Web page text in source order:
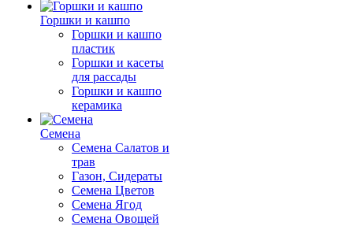
Горшки и кашпо
Горшки и кашпо
пластик
Горшки и касеты
для рассады
Горшки и кашпо
керамика
Семена
Семена Салатов и
трав
Газон, Сидераты
Семена Цветов
Семена Ягод
Семена Овощей